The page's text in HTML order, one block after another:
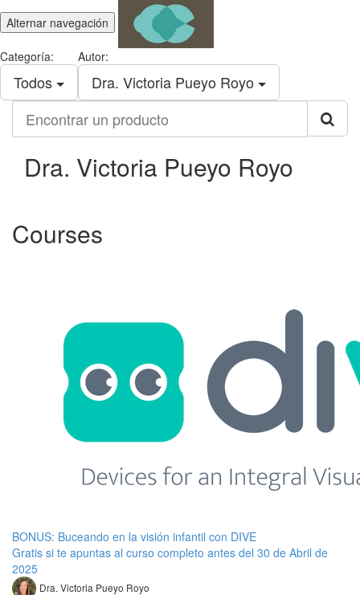
Alternar navegación
Categoría:
Todos
Autor:
Dra. Victoria Pueyo Royo
producto
Dra. Victoria Pueyo Royo
Courses
BONUS: Buceando en la visión infantil con DIVE
Gratis si te apuntas al curso completo antes del 30 de Abril de
2025
Dra. Victoria Pueyo Royo